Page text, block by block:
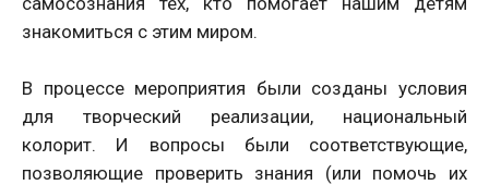
знакомиться с этим миром.
В процессе мероприятия были созданы условия
для творческий реализации, национальный
колорит. И вопросы были соответствующие,
позволяющие проверить знания (или помочь их